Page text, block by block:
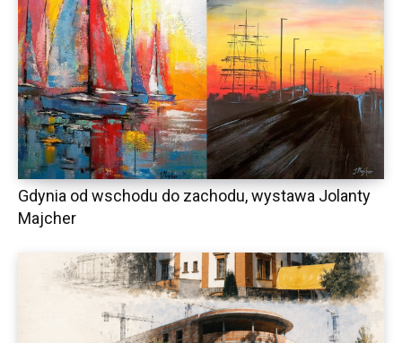
Gdynia od wschodu do zachodu, wystawa Jolanty
Majcher